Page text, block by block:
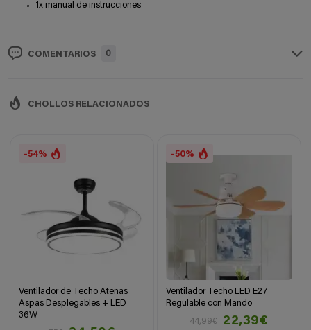
1x manual de instrucciones
COMENTARIOS 0
CHOLLOS RELACIONADOS
-54%
‍Ventilador de Techo Atenas
Aspas Desplegables + LED
36W
-50%
Ventilador Techo LED E27
Regulable con Mando
44,99€
22,39€